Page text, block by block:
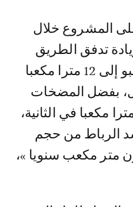
المشروع خلال
تدفق الطريق
السيار للماء من واد سبو إلى 12 مترا مكعبا
بفضل المضخات
إلى تدفق 15 مترا مكعبا في الثانية،
الرباط من حجم
400 مليون متر مكعب سنويا »،